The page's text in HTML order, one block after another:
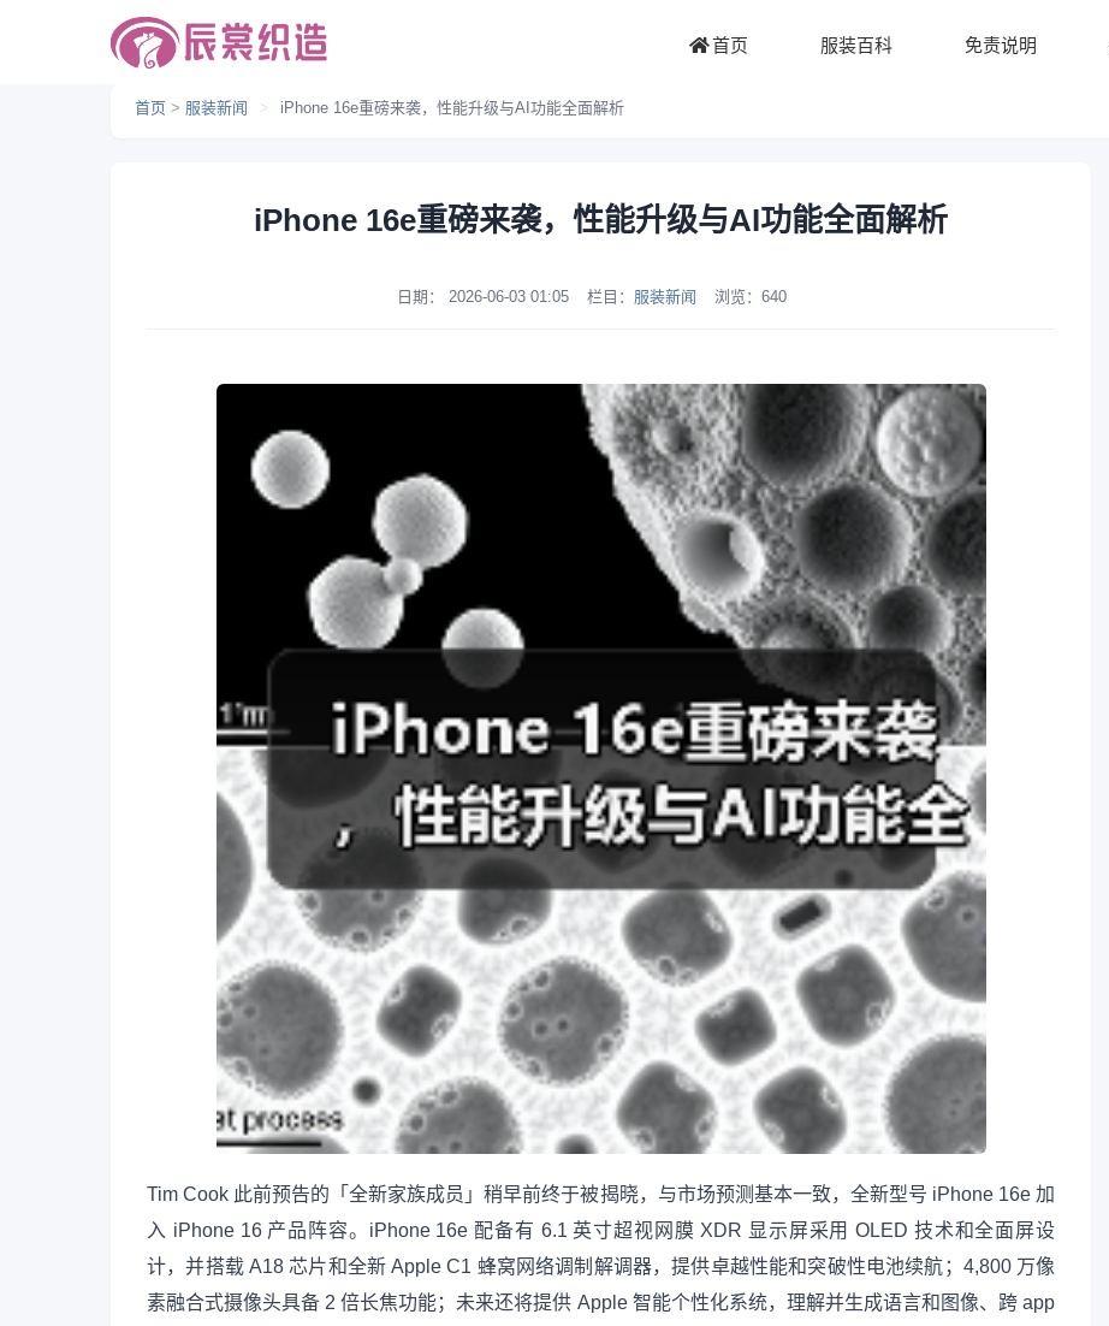
首页 服装百科 免责说明
首页 > 服装新闻 > iPhone 16e重磅来袭，性能升级与AI功能全面解析
iPhone 16e重磅来袭，性能升级与AI功能全面解析
日期： 2026-06-03 01:05 栏目： 服装新闻 浏览： 640
Tim Cook 此前预告的「全新家族成员」稍早前终于被揭晓，与市场预测基本一致，全新型号 iPhone 16e 加
入 iPhone 16 产品阵容。iPhone 16e 配备有 6.1 英寸超视网膜 XDR 显示屏采用 OLED 技术和全面屏设
计，并搭载 A18 芯片和全新 Apple C1 蜂窝网络调制解调器，提供卓越性能和突破性电池续航；4,800 万像
素融合式摄像头具备 2 倍长焦功能；未来还将提供 Apple 智能个性化系统，理解并生成语言和图像、跨 app